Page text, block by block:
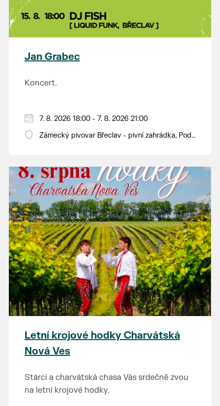
Jan Grabec
Koncert.
7. 8. 2026 18:00 - 7. 8. 2026 21:00
Zámecký pivovar Břeclav - pivní zahrádka, Pod
Letní krojové hodky Charvátská
Nová Ves
Stárci a charvátská chasa Vás srdečně zvou
na letní krojové hodky.